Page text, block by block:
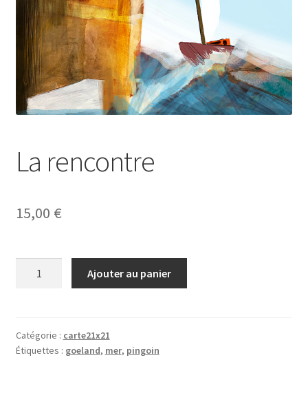
Panier
Politique de confidentialité
Politique de cookies (EU)
Validation de la commande
La rencontre
15,00 €
Ajouter au panier
Catégorie : carte21x21
Étiquettes : goeland, mer, pingoin